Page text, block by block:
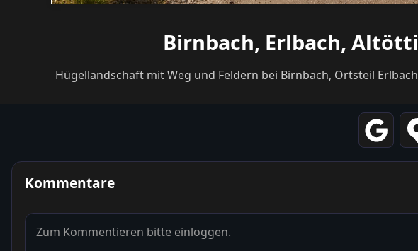
Birnbach, Erlbach,
Hügellandschaft mit Weg und Feldern bei Birnbach, Ortsteil
Kommentare